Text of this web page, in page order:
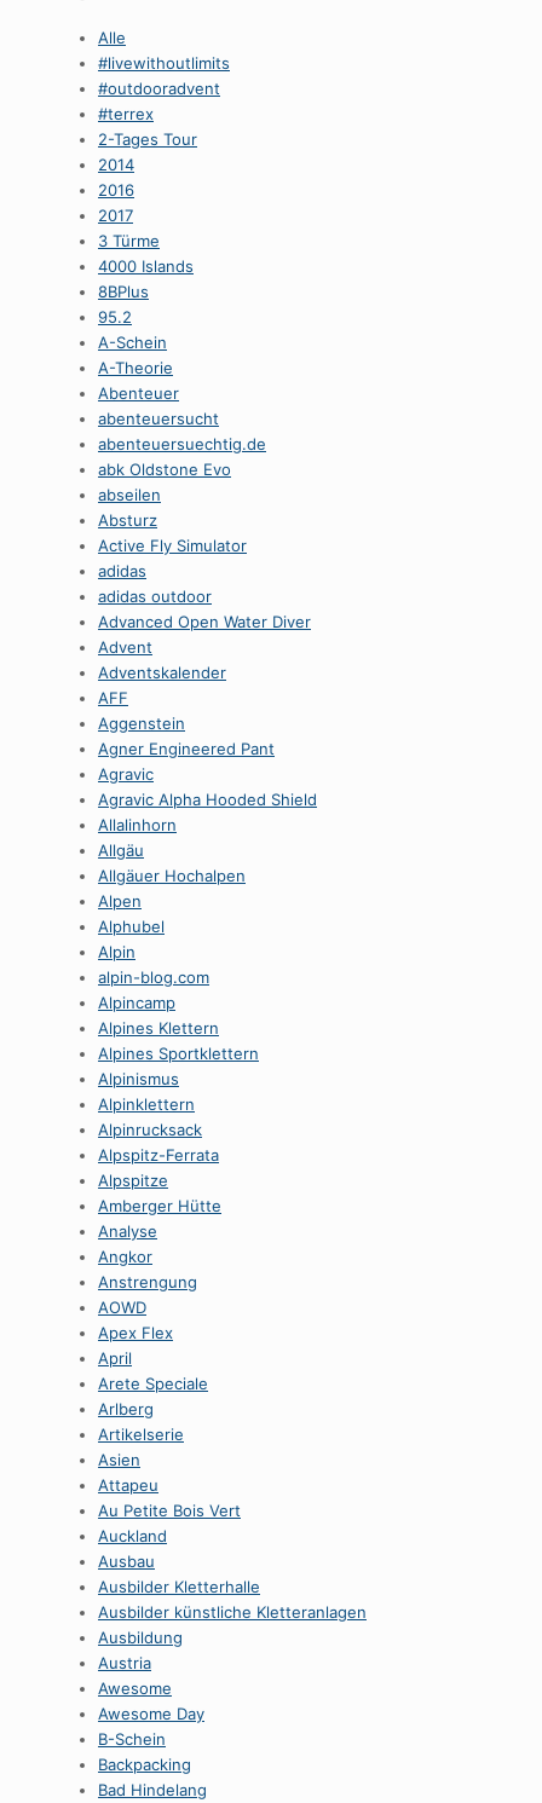
Alle
#livewithoutlimits
#outdooradvent
#terrex
2-Tages Tour
2014
2016
2017
3 Türme
4000 Islands
8BPlus
95.2
A-Schein
A-Theorie
Abenteuer
abenteuersucht
abenteuersuechtig.de
abk Oldstone Evo
abseilen
Absturz
Active Fly Simulator
adidas
adidas outdoor
Advanced Open Water Diver
Advent
Adventskalender
AFF
Aggenstein
Agner Engineered Pant
Agravic
Agravic Alpha Hooded Shield
Allalinhorn
Allgäu
Allgäuer Hochalpen
Alpen
Alphubel
Alpin
alpin-blog.com
Alpincamp
Alpines Klettern
Alpines Sportklettern
Alpinismus
Alpinklettern
Alpinrucksack
Alpspitz-Ferrata
Alpspitze
Amberger Hütte
Analyse
Angkor
Anstrengung
AOWD
Apex Flex
April
Arete Speciale
Arlberg
Artikelserie
Asien
Attapeu
Au Petite Bois Vert
Auckland
Ausbau
Ausbilder Kletterhalle
Ausbilder künstliche Kletteranlagen
Ausbildung
Austria
Awesome
Awesome Day
B-Schein
Backpacking
Bad Hindelang